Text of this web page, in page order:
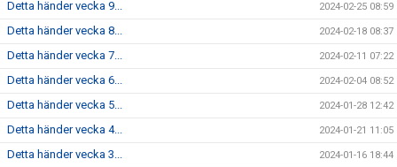
Detta händer vecka 9... 2024-02-25 08:59
Detta händer vecka 8... 2024-02-18 08:37
Detta händer vecka 7... 2024-02-11 07:22
Detta händer vecka 6... 2024-02-04 08:52
Detta händer vecka 5... 2024-01-28 12:42
Detta händer vecka 4... 2024-01-21 11:05
Detta händer vecka 3... 2024-01-16 18:44